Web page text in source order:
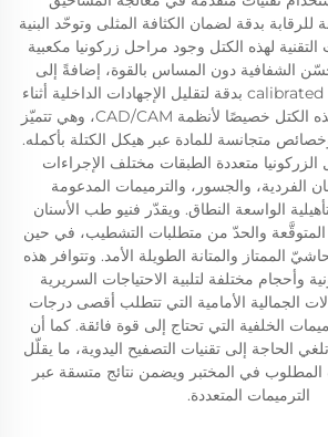
للرقابة بدقة لضمان الكثافة المثلى وتوحّد البنية
لهذه الكتل وجود مراحل زركونيا مكعبية
الشفافية دون المساس بالقوة، إضافةً إلى
معاملات تمدّد حراري مُ calibrated بدقة لتقليل الإجهادات الداخلية أثناء
المعالجة. وقد صُمّمت هذه الكتل خصيصًا لأنظمة CAD/CAM، وهي تتميّز
متجانسة للمادة عبر هيكل الكتلة بأكمله.
متعددة الطبقات مختلف الإجراءات
الفردية، والجسور، والترميمات المدعومة
الواسعة النطاق. ويقدّر فنيو طب الأسنان
والحدّ من متطلبات التشطيب، في حين
الممتاز والمتانة الطويلة الأمد. وتتوافر هذه
وأحجام مختلفة لتلبية الاحتياجات السريرية
الجمالية الأمامية التي تتطلب أقصى درجات
الخلفية التي تحتاج إلى قوة فائقة. كما أن
الحاجة إلى تقنيات التصفيح اليدوية، ما يقلّل
في المختبر ويضمن نتائج متسقة عبر
الترميمات المتعددة.